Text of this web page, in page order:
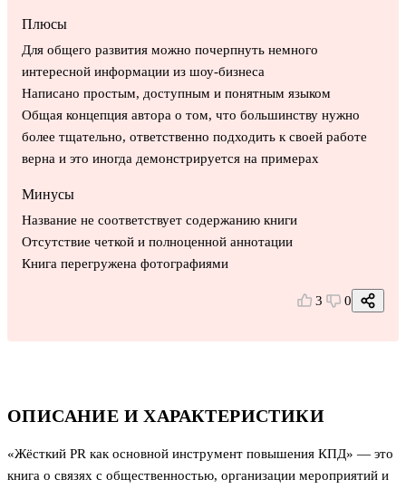
ОПИСАНИЕ И ХАРАКТЕРИСТИКИ
«Жёсткий PR как основной инструмент повышения КПД» — это
книга о связях с общественностью, организации мероприятий и
Плюсы
Для общего развития можно почерпнуть немного
интересной информации из шоу-бизнеса
Написано простым, доступным и понятным языком
Общая концепция автора о том, что большинству нужно
более тщательно, ответственно подходить к своей работе
верна и это иногда демонстрируется на примерах
Минусы
Название не соответствует содержанию книги
Отсутствие четкой и полноценной аннотации
Книга перегружена фотографиями
3 0